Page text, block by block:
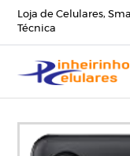
Loja de Celulares,
Técnica